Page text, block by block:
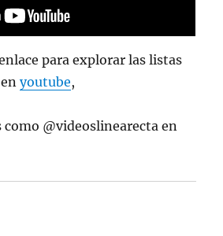
para explorar las listas
enyoutube,
como @videoslinearecta en